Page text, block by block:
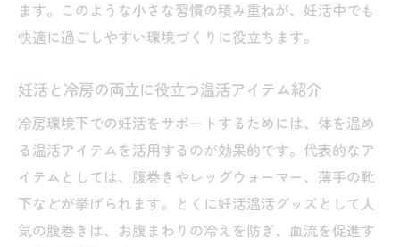
ます。このような小さな習慣の積み重ねが、妊活中でも
快適に過ごしやすい環境づくりに役立ちます。
妊活と冷房の両立に役立つ温活アイテム紹介
冷房環境下での妊活をサポートするためには、体を温め
る温活アイテムを活用するのが効果的です。代表的なア
イテムとしては、腹巻きやレッグウォーマー、薄手の靴
下などが挙げられます。とくに妊活温活グッズとして人
気の腹巻きは、お腹まわりの冷えを防ぎ、血流を促進す